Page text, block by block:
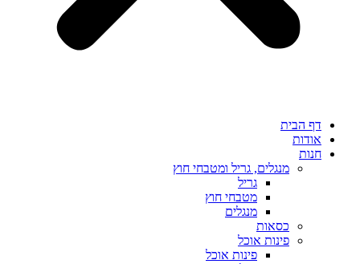
דף הבית
אודות
חנות
מנגלים, גריל ומטבחי חוץ
גריל
מטבחי חוץ
מנגלים
כסאות
פינות אוכל
פינות אוכל